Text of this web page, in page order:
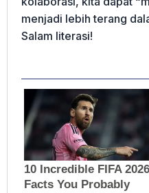
menjadi lebih terang
Salam literasi!